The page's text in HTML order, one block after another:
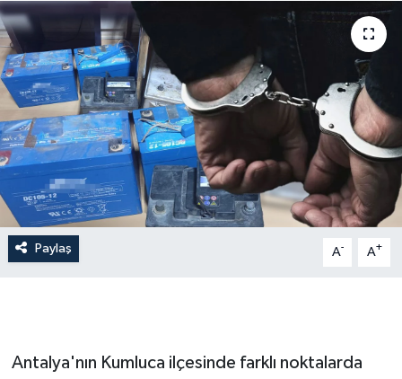
Paylaş A- A+
Antalya'nın Kumluca ilçesinde farklı noktalarda
Resmi Reklamlar